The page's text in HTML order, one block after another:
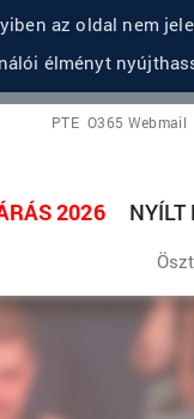
az oldal nem
élményt
O365 Webmail
PTE
2026 NYÍLT